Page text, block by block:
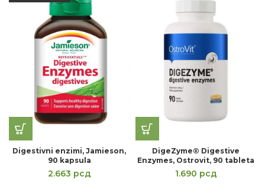
Digestivni enzimi, Jamieson,
90 kapsula
2.663 рсд
DigeZyme® Digestive
Enzymes, Ostrovit, 90 tableta
1.690 рсд